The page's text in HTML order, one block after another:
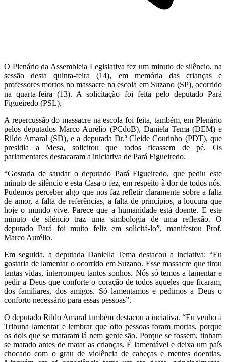
O Plenário da Assembleia Legislativa fez um minuto de silêncio, na
sessão desta quinta-feira (14), em memória das crianças e
professores mortos no massacre na escola em Suzano (SP), ocorrido
na quarta-feira (13). A solicitação foi feita pelo deputado Pará
Figueiredo (PSL).
A repercussão do massacre na escola foi feita, também, em Plenário
pelos deputados Marco Aurélio (PCdoB), Daniela Tema (DEM) e
Rildo Amaral (SD), e a deputada Dr.ª Cleide Coutinho (PDT), que
presidia a Mesa, solicitou que todos ficassem de pé. Os
parlamentares destacaram a iniciativa de Pará Figueiredo.
“Gostaria de saudar o deputado Pará Figueiredo, que pediu este
minuto de silêncio e esta Casa o fez, em respeito à dor de todos nós.
Pudemos perceber algo que nos faz refletir claramente sobre a falta
de amor, a falta de referências, a falta de princípios, a loucura que
hoje o mundo vive. Parece que a humanidade está doente. E este
minuto de silêncio traz uma simbologia de uma reflexão. O
deputado Pará foi muito feliz em solicitá-lo”, manifestou Prof.
Marco Aurélio.
Em seguida, a deputada Daniella Tema destacou a inciativa: “Eu
gostaria de lamentar o ocorrido em Suzano. Esse massacre que tirou
tantas vidas, interrompeu tantos sonhos. Nós só temos a lamentar e
pedir a Deus que conforte o coração de todos aqueles que ficaram,
dos familiares, dos amigos. Só lamentamos e pedimos a Deus o
conforto necessário para essas pessoas”.
O deputado Rildo Amaral também destacou a inciativa. “Eu venho à
Tribuna lamentar e lembrar que oito pessoas foram mortas, porque
os dois que se mataram lá nem gente são. Porque se fossem, tinham
se matado antes de matar as crianças. É lamentável e deixa um país
chocado com o grau de violência de cabeças e mentes doentias.